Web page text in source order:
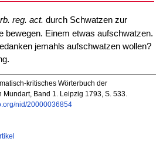
reg. act. durch Schwatzen zur
bewegen. Einem etwas aufschwatzen.
jemahls aufschwatzen wollen?
kritisches Wörterbuch der
Mundart, Band 1. Leipzig 1793, S. 533.
nid/20000036854